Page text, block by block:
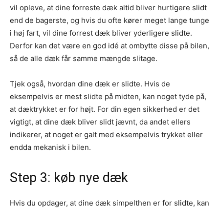
vil opleve, at dine forreste dæk altid bliver hurtigere slidt
end de bagerste, og hvis du ofte kører meget lange tunge
i høj fart, vil dine forrest dæk bliver yderligere slidte.
Derfor kan det være en god idé at ombytte disse på bilen,
så de alle dæk får samme mængde slitage.
Tjek også, hvordan dine dæk er slidte. Hvis de
eksempelvis er mest slidte på midten, kan noget tyde på,
at dæktrykket er for højt. For din egen sikkerhed er det
vigtigt, at dine dæk bliver slidt jævnt, da andet ellers
indikerer, at noget er galt med eksempelvis trykket eller
endda mekanisk i bilen.
Step 3: køb nye dæk
Hvis du opdager, at dine dæk simpelthen er for slidte, kan